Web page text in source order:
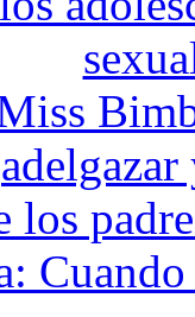
adelgazar
los
Cuando